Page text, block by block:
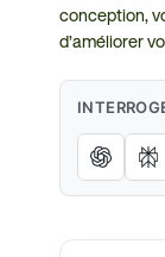
conception,
d’améliorer